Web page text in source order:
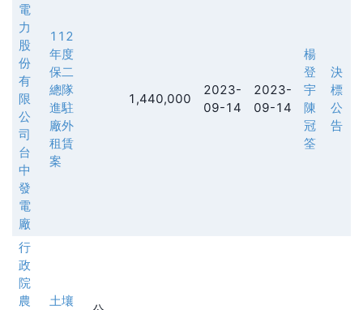
電
力
股
份
有
限
公
司
台
中
發
電
廠
112
年度
保二
總隊
進駐
廠外
租賃
案
1,440,000
2023-
09-14
2023-
09-14
楊
登
宇
陳
冠
筌
決
標
公
告
行
政
院
農
土壤